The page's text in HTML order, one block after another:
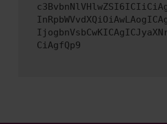
CiAgfQp9